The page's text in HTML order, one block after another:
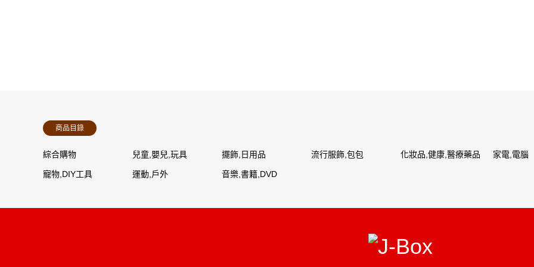
商品目錄
綜合購物 兒童,嬰兒,玩具 擺飾,日用品 流行服飾,包包 化妝品,健康,醫療藥品 家電,電腦
寵物,DIY工具 運動,戶外 音樂,書籍,DVD